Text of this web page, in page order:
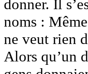
donner. Il
noms :
ne veut rien
Alors qu’un